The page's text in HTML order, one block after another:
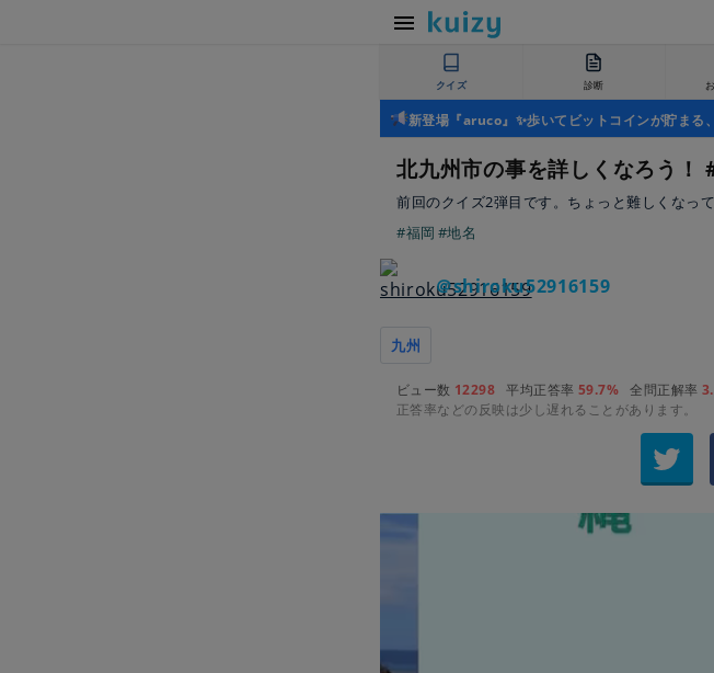
クイズ 診断
新登場『aruco』✨歩いてビットコインが貯まる
北九州市の事を詳しくなろう！
前回のクイズ2弾目です。ちょっと難しくなっ
#福岡 #地名
＠shiroku52916159
九州
ビュー数 12298 平均正答率 59.7% 全問正解率
正答率などの反映は少し遅れることがあります。